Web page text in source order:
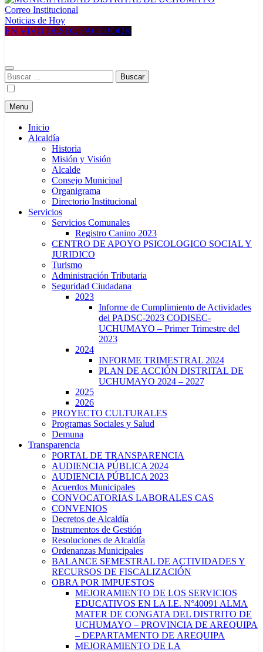
MUNICIPALIDAD DISTRITAL DE UCHUMAYO
Construyendo una nueva Historia
Correo Institucional
Noticias de Hoy
EN VIVO DESDE FACEBOOK
Buscar:
Menu
Inicio
Alcaldía
Historia
Misión y Visión
Alcalde
Consejo Municipal
Organigrama
Directorio Institucional
Servicios
Servicios Comunales
Registro Canino 2023
CENTRO DE APOYO PSICOLOGICO SOCIAL Y
JURIDICO
Turismo
Administración Tributaria
Seguridad Ciudadana
2023
Informe de Cumplimiento de Actividades
del PADSC-2023 CODISEC-
UCHUMAYO – Primer Trimestre del
2023
2024
INFORME TRIMESTRAL 2024
PLAN DE ACCIÓN DISTRITAL DE
UCHUMAYO 2024 – 2027
2025
2026
PROYECTO CULTURALES
Programas Sociales y Salud
Demuna
Transparencia
PORTAL DE TRANSPARENCIA
AUDIENCIA PÚBLICA 2024
AUDIENCIA PÚBLICA 2023
Acuerdos Municipales
CONVOCATORIAS LABORALES CAS
CONVENIOS
Decretos de Alcaldía
Instrumentos de Gestión
Resoluciones de Alcaldía
Ordenanzas Municipales
BALANCE SEMESTRAL DE ACTIVIDADES Y
RECURSOS DE FISCALIZACIÓN
OBRA POR IMPUESTOS
MEJORAMIENTO DE LOS SERVICIOS
EDUCATIVOS EN LA I.E. N°40091 ALMA
MATER DE CONGATA DEL DISTRITO DE
UCHUMAYO – PROVINCIA DE AREQUIPA
– DEPARTAMENTO DE AREQUIPA
MEJORAMIENTO DE LA